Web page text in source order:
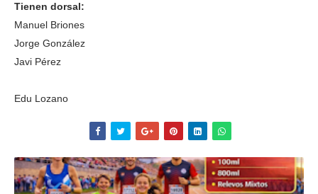
Tienen dorsal:
Manuel Briones
Jorge González
Javi Pérez
Edu Lozano